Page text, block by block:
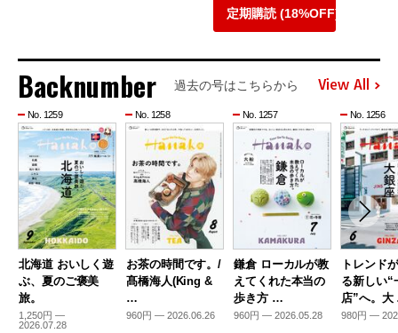
定期購読 (18%OFF)
Backnumber 過去の号はこちらから View All
No. 1259
北海道 おいしく遊
ぶ、夏のご褒美
旅。
1,250円 —
2026.07.28
No. 1258
お茶の時間です。/
髙橋海人(King &
…
960円 — 2026.06.26
No. 1257
鎌倉 ローカルが教
えてくれた本当の
歩き方 …
960円 — 2026.05.28
No. 1256
トレンド
る新しい“
店”へ。
980円 —